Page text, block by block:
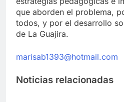
que aborden el problema,
todos, y por el desarrollo
de La Guajira.
marisab1393@hotmail.com
Noticias relacionadas